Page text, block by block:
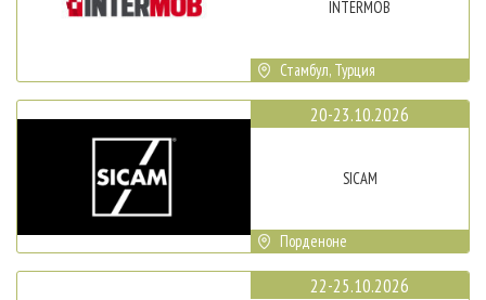
INTERMOB
Стамбул, Турция
20-23.10.2026
SICAM
Порденоне
22-25.10.2026